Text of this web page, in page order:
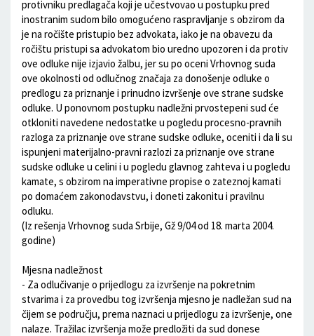
protivniku predlagača koji je učestvovao u postupku pred
inostranim sudom bilo omogućeno raspravljanje s obzirom da
je na ročište pristupio bez advokata, iako je na obavezu da
ročištu pristupi sa advokatom bio uredno upozoren i da protiv
ove odluke nije izjavio žalbu, jer su po oceni Vrhovnog suda
ove okolnosti od odlučnog značaja za donošenje odluke o
predlogu za priznanje i prinudno izvršenje ove strane sudske
odluke. U ponovnom postupku nadležni prvostepeni sud će
otkloniti navedene nedostatke u pogledu procesno-pravnih
razloga za priznanje ove strane sudske odluke, oceniti i da li su
ispunjeni materijalno-pravni razlozi za priznanje ove strane
sudske odluke u celini i u pogledu glavnog zahteva i u pogledu
kamate, s obzirom na imperativne propise o zateznoj kamati
po domaćem zakonodavstvu, i doneti zakonitu i pravilnu
odluku.
(Iz rešenja Vrhovnog suda Srbije, Gž 9/04 od 18. marta 2004.
godine)
Mjesna nadležnost
- Za odlučivanje o prijedlogu za izvršenje na pokretnim
stvarima i za provedbu tog izvršenja mjesno je nadležan sud na
čijem se području, prema naznaci u prijedlogu za izvršenje, one
nalaze. Tražilac izvršenja može predložiti da sud donese